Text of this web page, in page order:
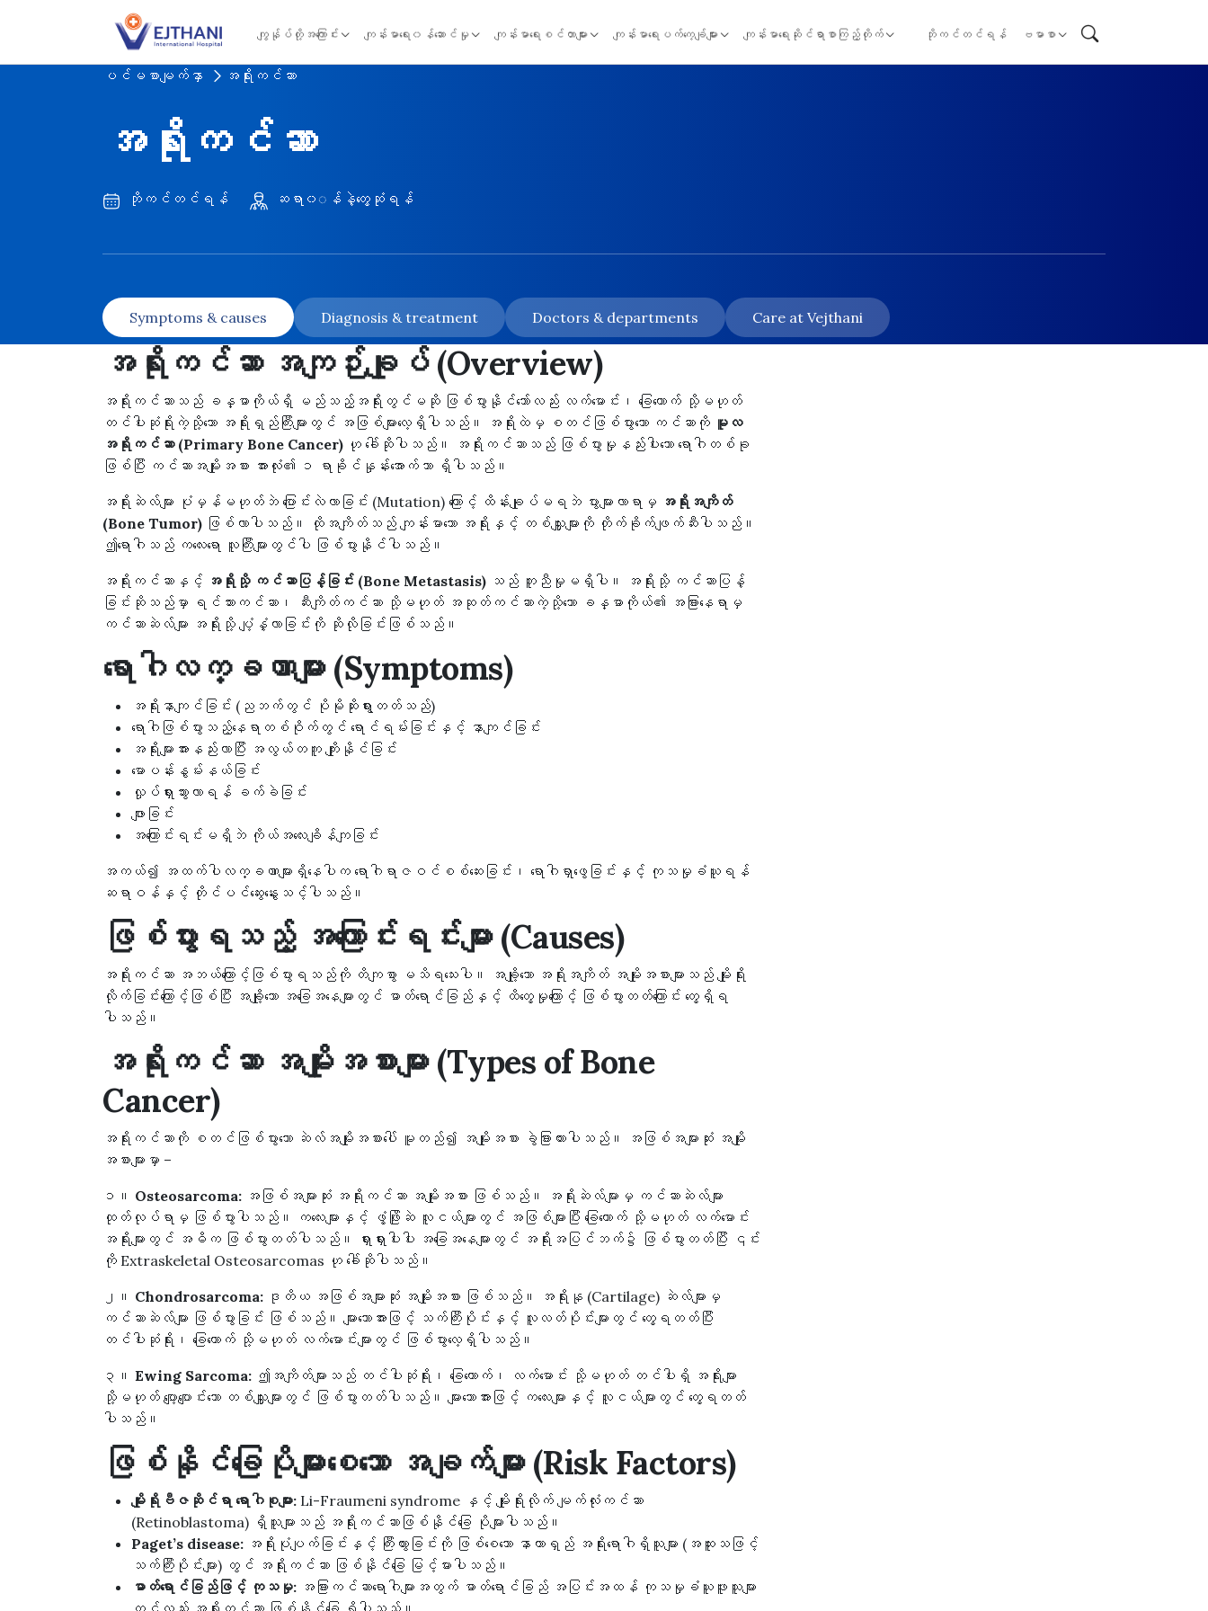
ကျွန်ုပ်တို့အကြောင်း ကျန်းမာရေး၀န်ဆောင်မှု ကျန်းမာရေးစင်တာများ ကျန်းမာရေးပက်ကေ့ချ်များ ကျန်းမာရေးဆိုင်ရာစာကြည့်တိုက် ဘိုကင်တင်ရန် ဗမာစာ
ပင်မစာမျက်နှာ အရိုးကင်ဆာ
အရိုးကင်ဆာ
ဘိုကင်တင်ရန် ဆရာ၀◌န်နဲ့တွေ့ဆုံရန်
Symptoms & causes Diagnosis & treatment Doctors & departments Care at Vejthani
အရိုးကင်ဆာ အကျဉ်းချုပ် (Overview)
အရိုးကင်ဆာသည် ခန္ဓာကိုယ်ရှိ မည်သည့်အရိုးတွင်မဆို ဖြစ်ပွားနိုင်သော်လည်း လက်မောင်း၊ ခြေထောက် သို့မဟုတ်
တင်ပါးဆုံရိုးကဲ့သို့သော အရိုးရှည်ကြီးများတွင် အဖြစ်များလေ့ရှိပါသည်။ အရိုးထဲမှ စတင်ဖြစ်ပွားသော ကင်ဆာကို မူလ
အရိုးကင်ဆာ (Primary Bone Cancer) ဟု ခေါ်ဆိုပါသည်။ အရိုးကင်ဆာသည် ဖြစ်ပွားမှုနည်းပါးသော ရောဂါတစ်ခု
ဖြစ်ပြီး ကင်ဆာအမျိုးအစား အားလုံး၏ ၁ ရာခိုင်နှုန်းအောက်သာ ရှိပါသည်။
အရိုးဆဲလ်များ ပုံမှန်မဟုတ်ဘဲ ပြောင်းလဲလာခြင်း (Mutation) ကြောင့် ထိန်းချုပ်မရဘဲ ပွားများလာရာမှ အရိုးအကျိတ်
(Bone Tumor) ဖြစ်လာပါသည်။ ထိုအကျိတ်သည် ကျန်းမာသော အရိုးနှင့် တစ်သျှူးများကို တိုက်ခိုက်ဖျက်ဆီးပါသည်။
ဤရောဂါသည် ကလေးရော လူကြီးများတွင်ပါ ဖြစ်ပွားနိုင်ပါသည်။
အရိုးကင်ဆာနှင့် အရိုးသို့ ကင်ဆာပြန့်ခြင်း (Bone Metastasis) သည် တူညီမှုမရှိပါ။ အရိုးသို့ ကင်ဆာပြန့်
ခြင်းဆိုသည်မှာ ရင်သားကင်ဆာ၊ ဆီးကျိတ်ကင်ဆာ သို့မဟုတ် အဆုတ်ကင်ဆာကဲ့သို့သော ခန္ဓာကိုယ်၏ အခြားနေရာမှ
ကင်ဆာဆဲလ်များ အရိုးသို့ ပျံ့နှံ့လာခြင်းကို ဆိုလိုခြင်းဖြစ်သည်။
ရောဂါလက္ခဏာများ (Symptoms)
အရိုးနာကျင်ခြင်း (ညဘက်တွင် ပိုမိုဆိုးရွားတတ်သည်)
ရောဂါဖြစ်ပွားသည့်နေရာတစ်ဝိုက်တွင် ရောင်ရမ်းခြင်းနှင့် နာကျင်ခြင်း
အရိုးများအားနည်းလာပြီး အလွယ်တကူ ကျိုးနိုင်ခြင်း
မောပန်းနွမ်းနယ်ခြင်း
လှုပ်ရှားသွားလာရန် ခက်ခဲခြင်း
ဖျားခြင်း
အကြောင်းရင်းမရှိဘဲ ကိုယ်အလေးချိန်ကျခြင်း
အကယ်၍ အထက်ပါလက္ခဏာများရှိနေပါက ရောဂါရာဇဝင်စစ်ဆေးခြင်း၊ ရောဂါရှာဖွေခြင်းနှင့် ကုသမှုခံယူရန်
ဆရာဝန်နှင့် တိုင်ပင်ဆွေးနွေးသင့်ပါသည်။
ဖြစ်ပွားရသည့် အကြောင်းရင်းများ (Causes)
အရိုးကင်ဆာ အဘယ်ကြောင့်ဖြစ်ပွားရသည်ကို တိကျစွာ မသိရသေးပါ။ အချို့သော အရိုးအကျိတ် အမျိုးအစားများသည် မျိုးရိုး
လိုက်ခြင်းကြောင့်ဖြစ်ပြီး အချို့သော အခြေအနေများတွင် ဓာတ်ရောင်ခြည်နှင့် ထိတွေ့မှုကြောင့် ဖြစ်ပွားတတ်ကြောင်း တွေ့ရှိရ
ပါသည်။
အရိုးကင်ဆာ အမျိုးအစားများ (Types of Bone
Cancer)
အရိုးကင်ဆာကို စတင်ဖြစ်ပွားသော ဆဲလ်အမျိုးအစားပေါ် မူတည်၍ အမျိုးအစား ခွဲခြားထားပါသည်။ အဖြစ်အများဆုံး အမျိုး
အစားများမှာ –
၁။ Osteosarcoma: အဖြစ်အများဆုံး အရိုးကင်ဆာ အမျိုးအစား ဖြစ်သည်။ အရိုးဆဲလ်များမှ ကင်ဆာဆဲလ်များ
ထုတ်လုပ်ရာမှ ဖြစ်ပွားပါသည်။ ကလေးများနှင့် ဖွံ့ဖြိုးဆဲ လူငယ်များတွင် အဖြစ်များပြီး ခြေထောက် သို့မဟုတ် လက်မောင်း
အရိုးများတွင် အဓိက ဖြစ်ပွားတတ်ပါသည်။ ရှားရှားပါးပါး အခြေအနေများတွင် အရိုးအပြင်ဘက်၌ ဖြစ်ပွားတတ်ပြီး ၎င်း
ကို Extraskeletal Osteosarcomas ဟု ခေါ်ဆိုပါသည်။
၂။ Chondrosarcoma: ဒုတိယ အဖြစ်အများဆုံး အမျိုးအစား ဖြစ်သည်။ အရိုးနု (Cartilage) ဆဲလ်များမှ
ကင်ဆာဆဲလ်များ ဖြစ်ပွားခြင်း ဖြစ်သည်။ များသောအားဖြင့် သက်ကြီးပိုင်းနှင့် လူလတ်ပိုင်းများတွင် တွေ့ရတတ်ပြီး
တင်ပါးဆုံရိုး၊ ခြေထောက် သို့မဟုတ် လက်မောင်းများတွင် ဖြစ်ပွားလေ့ရှိပါသည်။
၃။ Ewing Sarcoma: ဤအကျိတ်များသည် တင်ပါးဆုံရိုး၊ ခြေထောက်၊ လက်မောင်း သို့မဟုတ် တင်ပါးရှိ အရိုးများ
သို့မဟုတ် ပျော့ပျောင်းသော တစ်သျှူးများတွင် ဖြစ်ပွားတတ်ပါသည်။ များသောအားဖြင့် ကလေးများနှင့် လူငယ်များတွင် တွေ့ရတတ်
ပါသည်။
ဖြစ်နိုင်ခြေပိုများစေသော အချက်များ (Risk Factors)
မျိုးရိုးဗီဇဆိုင်ရာ ရောဂါစုများ: Li-Fraumeni syndrome နှင့် မျိုးရိုးလိုက် မျက်လုံးကင်ဆာ
(Retinoblastoma) ရှိသူများသည် အရိုးကင်ဆာဖြစ်နိုင်ခြေ ပိုများပါသည်။
Paget’s disease: အရိုးပုံပျက်ခြင်းနှင့် ကြီးထွားခြင်းကို ဖြစ်စေသော နာတာရှည် အရိုးရောဂါရှိသူများ (အထူးသဖြင့်
သက်ကြီးပိုင်းများ) တွင် အရိုးကင်ဆာ ဖြစ်နိုင်ခြေ မြင့်မားပါသည်။
ဓာတ်ရောင်ခြည်ဖြင့် ကုသမှု: အခြားကင်ဆာရောဂါများအတွက် ဓာတ်ရောင်ခြည် အပြင်းအထန် ကုသမှုခံယူဖူးသူများ